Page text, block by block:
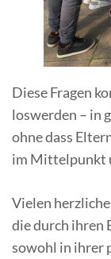
Diese Fragen
loswerden – in
ohne dass
im Mittelpunkt
Vielen
die durch ihren
sowohl in ihrer